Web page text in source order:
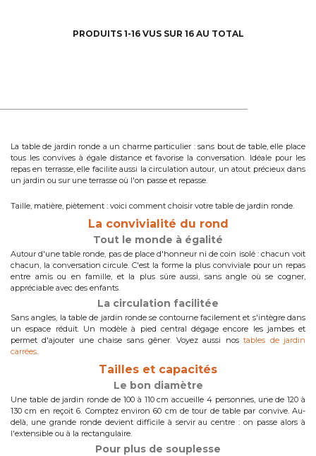
PRODUITS 1-16 VUS SUR 16 AU TOTAL
La table de jardin ronde a un charme particulier : sans bout de table, elle place
tous les convives à égale distance et favorise la conversation. Idéale pour les
repas en terrasse, elle facilite aussi la circulation autour, un atout précieux dans
un jardin ou sur une terrasse où l'on passe et repasse.
Taille, matière, piètement : voici comment choisir votre table de jardin ronde.
La convivialité du rond
Tout le monde à égalité
Autour d'une table ronde, pas de place d'honneur ni de coin isolé : chacun voit
chacun, la conversation circule. C'est la forme la plus conviviale pour un repas
entre amis ou en famille, et la plus sûre aussi, sans angle où se cogner,
appréciable avec des enfants.
La circulation facilitée
Sans angles, la table de jardin ronde se contourne facilement et s'intègre dans
un espace réduit. Un modèle à pied central dégage encore les jambes et
permet d'ajouter une chaise sans gêner. Voyez aussi nostables de jardin
carrées.
Tailles et capacités
Le bon diamètre
Une table de jardin ronde de 100 à 110 cm accueille 4 personnes, une de 120 à
130 cm en reçoit 6. Comptez environ 60 cm de tour de table par convive. Au-
delà, une grande ronde devient difficile à servir au centre : on passe alors à
l'extensible ou à la rectangulaire.
Pour plus de souplesse